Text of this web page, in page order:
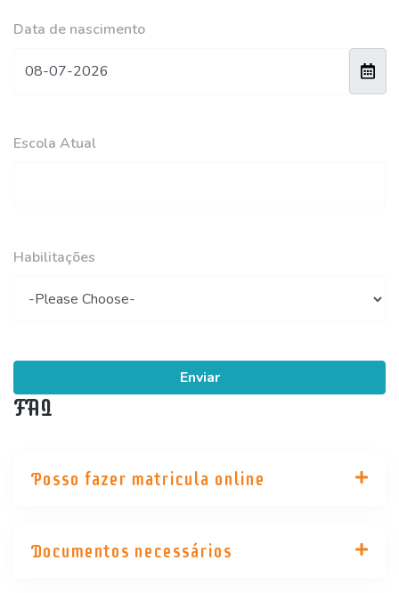
Data de nascimento
Escola Atual
Habilitações
Enviar
FAQ
Posso fazer matricula online
Documentos necessários